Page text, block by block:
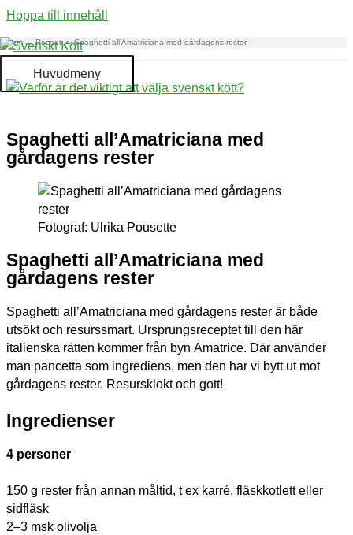
Hoppa till innehåll
Huvudmeny
Hem Recept Spaghetti all’Amatriciana med gårdagens rester
Spaghetti all’Amatriciana med
gårdagens rester
Fotograf: Ulrika Pousette
Spaghetti all’Amatriciana med
gårdagens rester
Spaghetti all’Amatriciana med gårdagens rester är både
utsökt och resurssmart. Ursprungsreceptet till den här
italienska rätten kommer från byn Amatrice. Där använder
man pancetta som ingrediens, men den har vi bytt ut mot
gårdagens rester. Resursklokt och gott!
Ingredienser
4 personer
150 g rester från annan måltid, t ex karré, fläskkotlett eller
sidfläsk
2–3 msk olivolja